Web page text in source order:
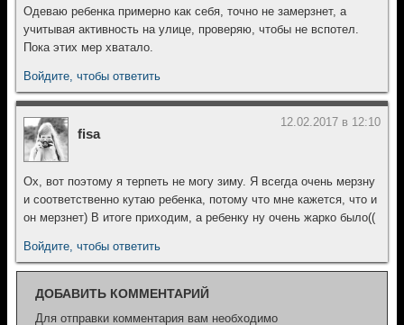
Одеваю ребенка примерно как себя, точно не замерзнет, а
учитывая активность на улице, проверяю, чтобы не вспотел.
Пока этих мер хватало.
Войдите, чтобы ответить
fisa
12.02.2017 в 12:10
Ох, вот поэтому я терпеть не могу зиму. Я всегда очень мерзну
и соответственно кутаю ребенка, потому что мне кажется, что и
он мерзнет) В итоге приходим, а ребенку ну очень жарко было((
Войдите, чтобы ответить
ДОБАВИТЬ КОММЕНТАРИЙ
Для отправки комментария вам необходимо